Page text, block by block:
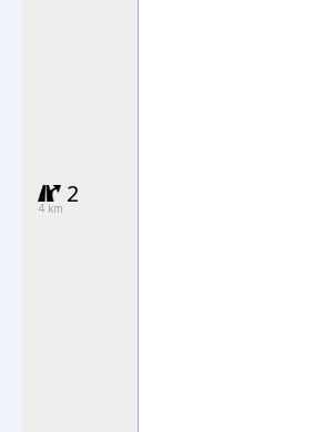
2
4 km